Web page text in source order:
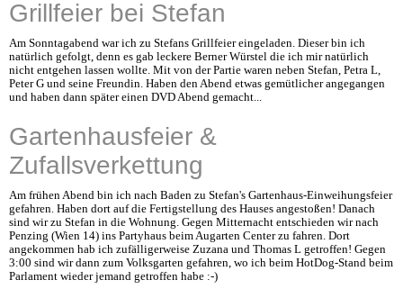
Grillfeier bei Stefan
Am Sonntagabend war ich zu Stefans Grillfeier eingeladen. Dieser bin ich
natürlich gefolgt, denn es gab leckere Berner Würstel die ich mir natürlich
nicht entgehen lassen wollte. Mit von der Partie waren neben Stefan, Petra L,
Peter G und seine Freundin. Haben den Abend etwas gemütlicher angegangen
und haben dann später einen DVD Abend gemacht...
Gartenhausfeier &
Zufallsverkettung
Am frühen Abend bin ich nach Baden zu Stefan's Gartenhaus-Einweihungsfeier
gefahren. Haben dort auf die Fertigstellung des Hauses angestoßen! Danach
sind wir zu Stefan in die Wohnung. Gegen Mitternacht entschieden wir nach
Penzing (Wien 14) ins Partyhaus beim Augarten Center zu fahren. Dort
angekommen hab ich zufälligerweise Zuzana und Thomas L getroffen! Gegen
3:00 sind wir dann zum Volksgarten gefahren, wo ich beim HotDog-Stand beim
Parlament wieder jemand getroffen habe :-)